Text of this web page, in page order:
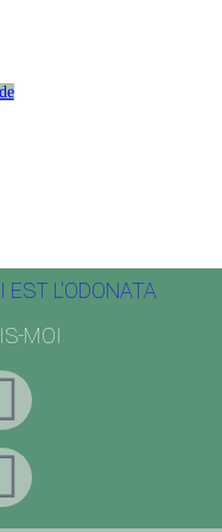
EST L'ODONATA
MOI